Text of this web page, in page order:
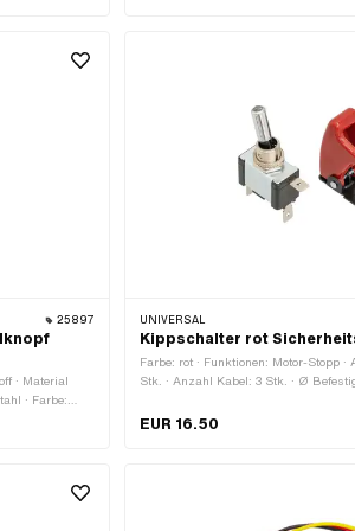
25897
· Material
· Farbe:
UNIVERSAL
Kippschalter rot
Farbe: rot · Funktionen: Motor-Stopp
Stk. · Anzahl Kabel: 3 Stk. · Ø
EUR 16.50